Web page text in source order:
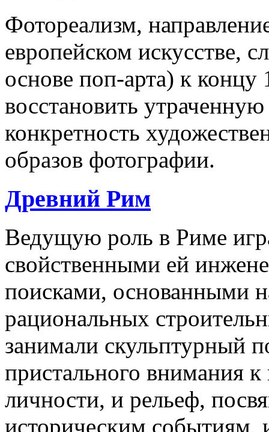
Фотореализм,
европейском искусстве,
основе поп-арта) к концу
восстановить
конкретность
образов фотографии.
Древний Рим
Ведущую роль в Риме
свойственными ей
поисками, основанными
рациональных
занимали скульптурный
пристального внимания
личности, и рельеф,
историческим